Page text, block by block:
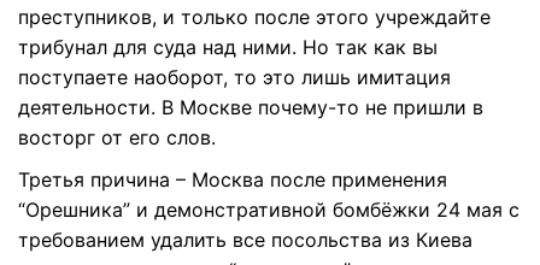
преступников, и только после этого учреждайте
трибунал для суда над ними. Но так как вы
поступаете наоборот, то это лишь имитация
деятельности. В Москве почему-то не пришли в
восторг от его слов.
Третья причина – Москва после применения
“Орешника” и демонстративной бомбёжки 24 мая с
требованием удалить все посольства из Киева